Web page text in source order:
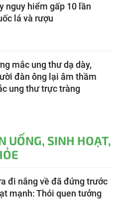
nguy hiểm gấp 10 lần
lá và rượu
mắc ung thư dạ dày,
đàn ông lại âm thầm
ung thư trực tràng
UỐNG, SINH HOẠT,
đi nắng về đã đứng trước
mạnh: Thói quen tưởng